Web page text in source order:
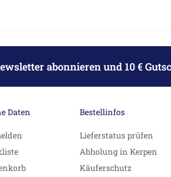
abonnierenund 10 €
Daten Bestellinfos
Lieferstatus prüfen
Abholung in Kerpen
Käuferschutz